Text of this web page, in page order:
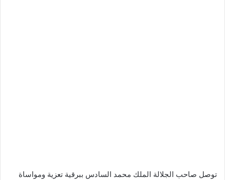
توصل صاحب الجلالة الملك محمد السادس ببرقية تعزية ومواساة